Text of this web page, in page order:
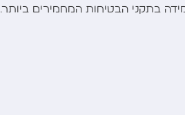
בתקני הבטיחות המחמירים ביותר.